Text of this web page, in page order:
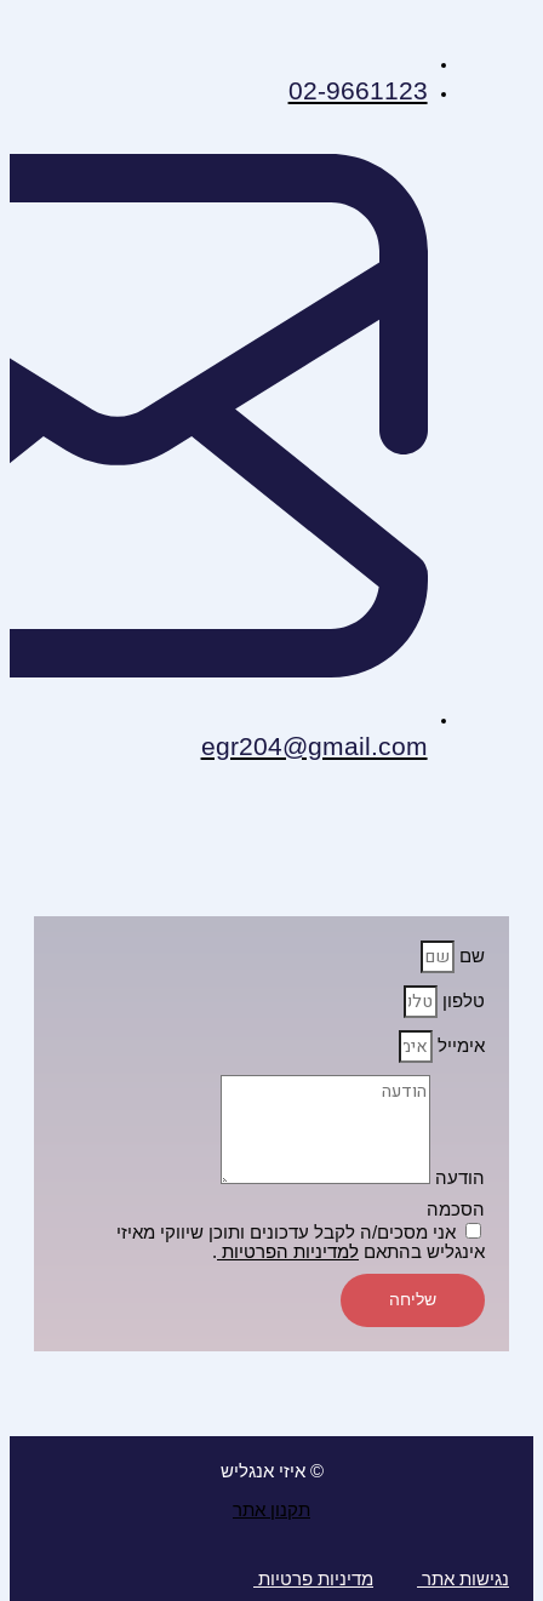
02-9661123
egr204@gmail.com
שם
טלפון
אימייל
הודעה
הסכמה
אני מסכים/ה לקבל עדכונים ותוכן שיווקי מאיזי
אינגליש בהתאם למדיניות הפרטיות .
שליחה
© איזי אנגליש
תקנון אתר
נגישות אתר מדיניות פרטיות